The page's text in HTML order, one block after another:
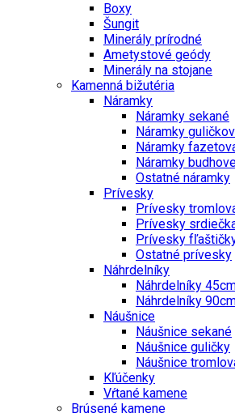
Boxy
Šungit
Minerály prírodné
Ametystové geódy
Minerály na stojane
Kamenná bižutéria
Náramky
Náramky sekané
Náramky
Náramky
Náramky
Ostatné náramky
Prívesky
Prívesky
Prívesky
Prívesky
Ostatné prívesky
Náhrdelníky
Náhrdelníky
Náhrdelníky
Náušnice
Náušnice sekané
Náušnice guličky
Náušnice
Kľúčenky
Vŕtané kamene
Brúsené kamene